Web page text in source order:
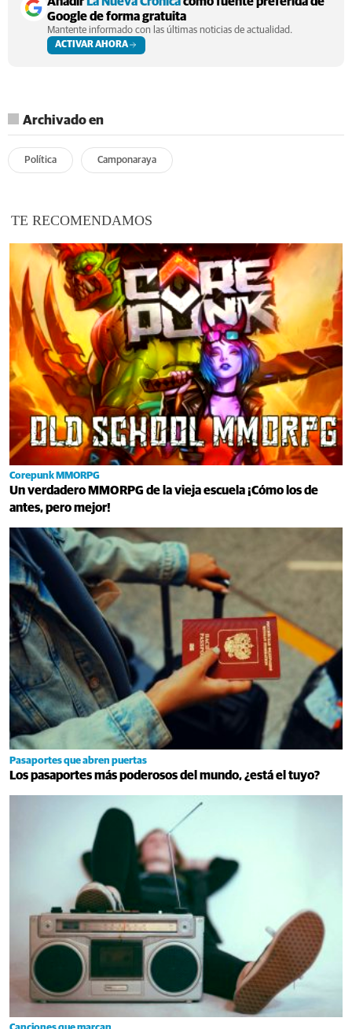
Google de forma gratuita
Mantente informado con las últimas noticias de actualidad.
ACTIVAR AHORA
Archivado en
Política Camponaraya
Corepunk MMORPG
Un verdadero MMORPG de la vieja escuela ¡Cómo los de
antes, pero mejor!
Pasaportes que abren puertas
Los pasaportes más poderosos del mundo, ¿está el tuyo?
Canciones que marcan